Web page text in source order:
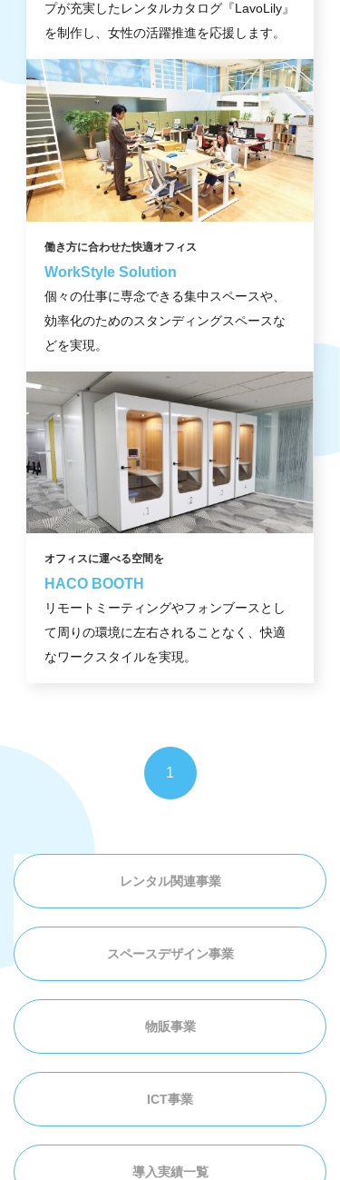
プが充実したレンタルカタログ『LavoLily』
を制作し、女性の活躍推進を応援します。
社会課題
働き方に合わせた快適オフィス
WorkStyle Solution
個々の仕事に専念できる集中スペースや、
効率化のためのスタンディングスペースな
どを実現。
社会課題
オフィスに運べる空間を
HACO BOOTH
リモートミーティングやフォンブースとし
て周りの環境に左右されることなく、快適
なワークスタイルを実現。
1
レンタル関連事業
スペースデザイン事業
物販事業
ICT事業
導入実績一覧